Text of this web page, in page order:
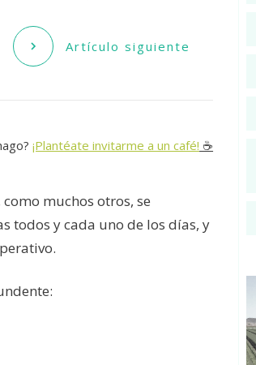
Artículo siguiente
¡Plantéate invitarme a un café! ☕️
muchos otros, se
todos y cada uno de los días, y